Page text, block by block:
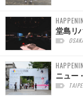
堂島リ
ニュー